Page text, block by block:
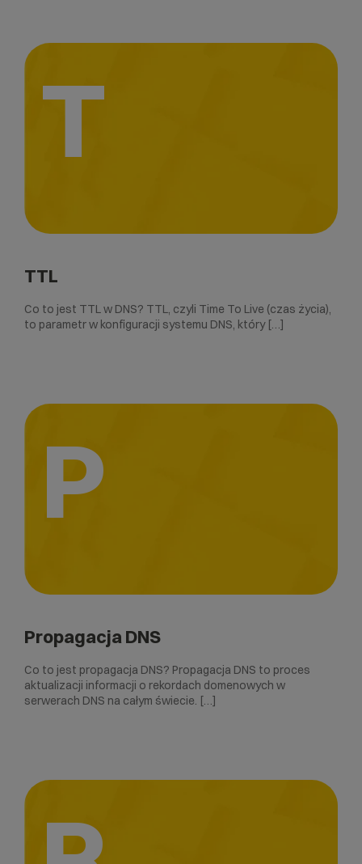
T
TTL
Co to jest TTL w DNS? TTL, czyli Time To Live (czas życia),
to parametr w konfiguracji systemu DNS, który […]
P
Propagacja DNS
Co to jest propagacja DNS? Propagacja DNS to proces
aktualizacji informacji o rekordach domenowych w
serwerach DNS na całym świecie. […]